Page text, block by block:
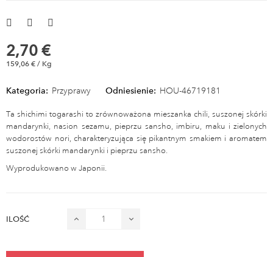
2,70 €
159,06 € / Kg
Kategoria: Przyprawy Odniesienie: HOU-46719181
Ta shichimi togarashi to zrównoważona mieszanka chili, suszonej skórki
mandarynki, nasion sezamu, pieprzu sansho, imbiru, maku i zielonych
wodorostów nori, charakteryzująca się pikantnym smakiem i aromatem
suszonej skórki mandarynki i pieprzu sansho.
Wyprodukowano w Japonii.
ILOŚĆ